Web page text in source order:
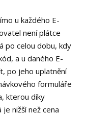
u každého E-
není plátce
po celou dobu, kdy
a u daného E-
po jeho uplatnění
formuláře
kterou díky
nižší než cena